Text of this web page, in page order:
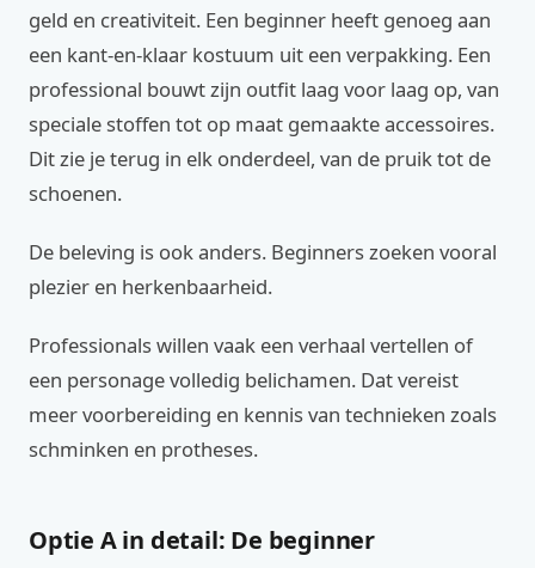
geld en creativiteit. Een beginner heeft genoeg aan
een kant-en-klaar kostuum uit een verpakking. Een
professional bouwt zijn outfit laag voor laag op, van
speciale stoffen tot op maat gemaakte accessoires.
Dit zie je terug in elk onderdeel, van de pruik tot de
schoenen.
De beleving is ook anders. Beginners zoeken vooral
plezier en herkenbaarheid.
Professionals willen vaak een verhaal vertellen of
een personage volledig belichamen. Dat vereist
meer voorbereiding en kennis van technieken zoals
schminken en protheses.
Optie A in detail: De beginner